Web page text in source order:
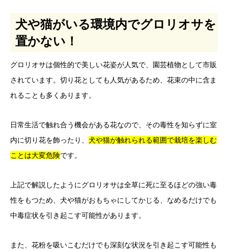
犬や猫がいる環境内でグロリオサを
置かない！
グロリオサは個性的で美しい花姿が人気で、園芸植物として市販
されています。切り花としても人気があるため、花束の中に含ま
れることも多くあります。
日常生活で触れ合う機会がある花なので、その毒性を知らずに室
内に切り花を飾ったり、 犬や猫が触れられる範囲で栽培を楽しむ
ことは大変危険です。
上記で解説したようにグロリオサは全草に死に至るほどの強い毒
性をもつため、犬や猫がおもちゃにしてかじる、なめるだけでも
中毒症状を引き起こす可能性があります。
また、花粉を吸いこむだけでも深刻な状況を引き起こす可能性も